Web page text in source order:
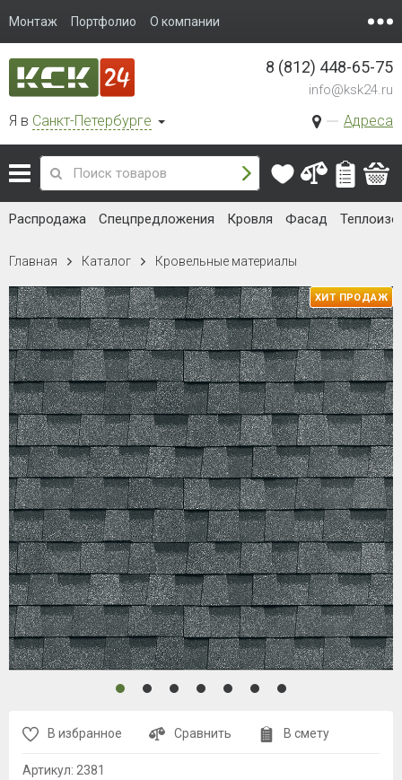
Монтаж Портфолио О компании
Я в Санкт-Петербурге Адреса
8 (812) 448-65-75
info@ksk24.ru
Распродажа Спецпредложения Кровля Фасад
Главная Каталог Кровельные материалы
ХИТ ПРОДАЖ
В избранное Сравнить В смету
Артикул: 2381